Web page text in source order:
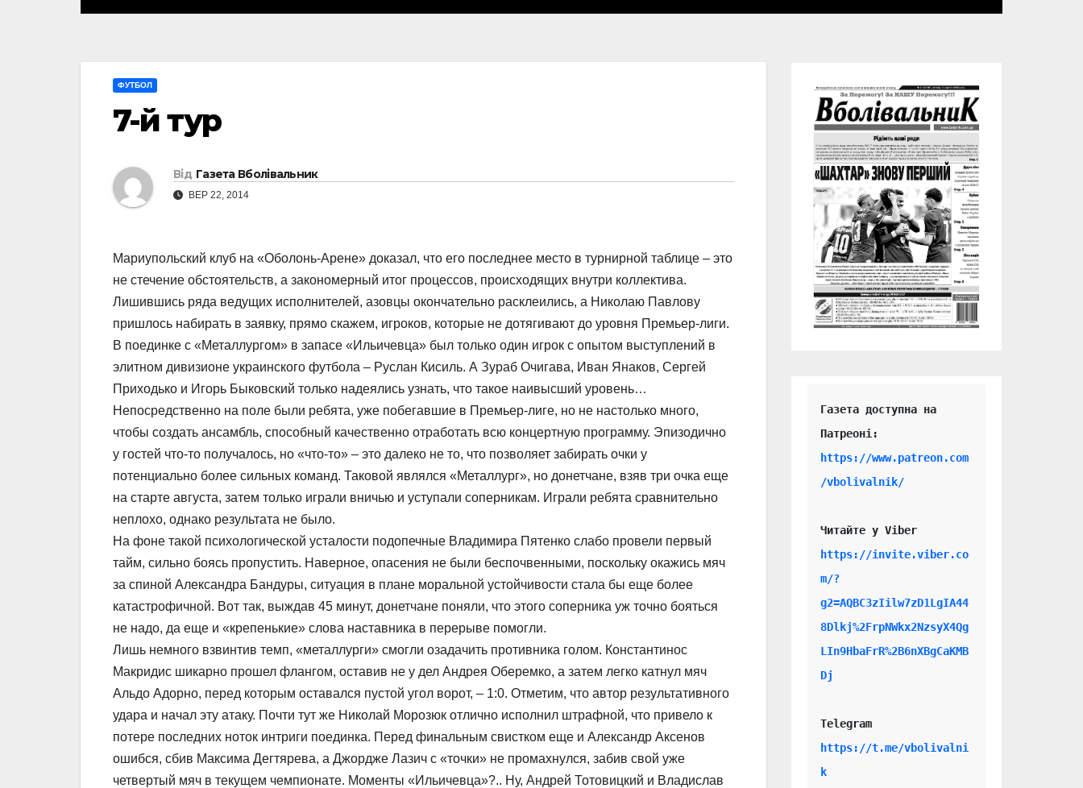
ФУТБОЛ
7-й тур
Від Газета Вболівальник
ВЕР 22, 2014
Мариупольский клуб на «Оболонь-Арене» доказал, что его последнее место в турнирной таблице – это
не стечение обстоятельств, а закономерный итог процессов, происходящих внутри коллектива.
Лишившись ряда ведущих исполнителей, азовцы окончательно расклеились, а Николаю Павлову
пришлось набирать в заявку, прямо скажем, игроков, которые не дотягивают до уровня Премьер-лиги.
В поединке с «Металлургом» в запасе «Ильичевца» был только один игрок с опытом выступлений в
элитном дивизионе украинского футбола – Руслан Кисиль. А Зураб Очигава, Иван Янаков, Сергей
Приходько и Игорь Быковский только надеялись узнать, что такое наивысший уровень…
Непосредственно на поле были ребята, уже побегавшие в Премьер-лиге, но не настолько много,
чтобы создать ансамбль, способный качественно отработать всю концертную программу. Эпизодично
у гостей что-то получалось, но «что-то» – это далеко не то, что позволяет забирать очки у
потенциально более сильных команд. Таковой являлся «Металлург», но донетчане, взяв три очка еще
на старте августа, затем только играли вничью и уступали соперникам. Играли ребята сравнительно
неплохо, однако результата не было.
На фоне такой психологической усталости подопечные Владимира Пятенко слабо провели первый
тайм, сильно боясь пропустить. Наверное, опасения не были беспочвенными, поскольку окажись мяч
за спиной Александра Бандуры, ситуация в плане моральной устойчивости стала бы еще более
катастрофичной. Вот так, выждав 45 минут, донетчане поняли, что этого соперника уж точно бояться
не надо, да еще и «крепенькие» слова наставника в перерыве помогли.
Лишь немного взвинтив темп, «металлурги» смогли озадачить противника голом. Константинос
Макридис шикарно прошел флангом, оставив не у дел Андрея Оберемко, а затем легко катнул мяч
Альдо Адорно, перед которым оставался пустой угол ворот, – 1:0. Отметим, что автор результативного
удара и начал эту атаку. Почти тут же Николай Морозюк отлично исполнил штрафной, что привело к
потере последних ноток интриги поединка. Перед финальным свистком еще и Александр Аксенов
ошибся, сбив Максима Дегтярева, а Джордже Лазич с «точки» не промахнулся, забив свой уже
четвертый мяч в текущем чемпионате. Моменты «Ильичевца»?.. Ну, Андрей Тотовицкий и Владислав
Газета доступна на
https://www.patreon.com
/vbolivalnik/
Читайте у Viber
https://invite.viber.co
m/?
g2=AQBC3zIilw7zD1LgIA44
8Dlkj%2FrpNWkx2NzsyX4Qg
LIn9HbaFrR%2B6nXBgCaKMB
Dj
Telegram
https://t.me/vbolivalni
k